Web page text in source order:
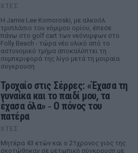
ΧΤΕΣ
Η Jamie Lee Komoroski, με αλκοόλ
τριπλάσιο του νόμιμου ορίου, έπεσε
πάνω στο golf cart των νεόνυμφων στο
Folly Beach - τώρα νέο υλικό από το
αστυνομικό τμήμα αποκαλύπτει τη
συμπεριφορά της λίγο μετά τη μοιραία
σύγκρουση
Τροχαίο στις Σέρρες: «Έχασα τη
γυναίκα και το παιδί μου, τα
έχασα όλα» ‑ Ο πόνος του
πατέρα
ΧΤΕΣ
Μητέρα 43 ετών και ο 21χρονος γιος της
σκοτώθηκαν σε μετωπική σύγκρουση με